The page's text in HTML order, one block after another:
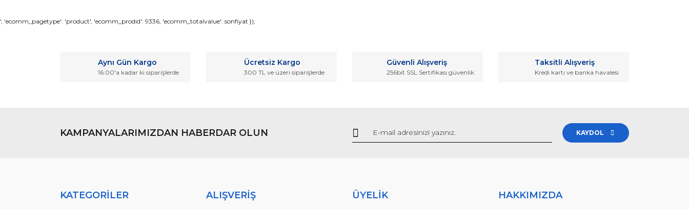
Bu ürünün fiyat bilgisi, resim, ürün açıklamalarında ve diğer konularda yetersiz gördüğünüz noktaları öneri formunu kullanarak tarafımıza iletebilirsiniz.
Ürün açıklamasında eksik bilgiler bulunuyor.
', 'ecomm_pagetype': 'product', 'ecomm_prodid': 9336, 'ecomm_totalvalue': sonfiyat });
Aynı Gün Kargo
16:00'a kadar ki siparişlerde
Ücretsiz Kargo
300 TL ve üzeri siparişlerde
Güvenli Alışveriş
256bit SSL Sertifikası güvenlik
Taksitli Alışveriş
Kredi kartı ve banka havalesi
KAMPANYALARIMIZDAN HABERDAR OLUN KAYDOL
KATEGORİLER ALIŞVERİŞ ÜYELİK HAKKIMIZDA